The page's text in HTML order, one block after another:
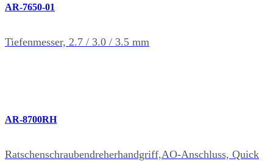
AR-7650-01
Tiefenmesser, 2.7 / 3.0 / 3.5 mm
AR-8700RH
Ratschenschraubendreherhandgriff,AO-Anschluss, Quick